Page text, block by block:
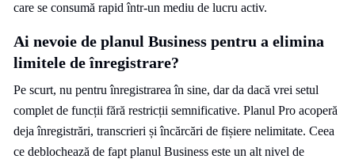
care se consumă rapid într-un mediu de lucru activ.
Ai nevoie de planul Business pentru a elimina
limitele de înregistrare?
Pe scurt, nu pentru înregistrarea în sine, dar da dacă vrei setul
complet de funcții fără restricții semnificative. Planul Pro acoperă
deja înregistrări, transcrieri și încărcări de fișiere nelimitate. Ceea
ce deblochează de fapt planul Business este un alt nivel de